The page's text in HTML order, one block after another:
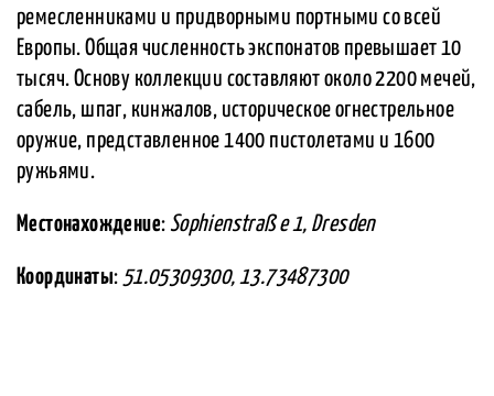
ремесленниками и придворными портными со всей
Европы. Общая численность экспонатов превышает 10
тысяч. Основу коллекции составляют около 2200 мечей,
сабель, шпаг, кинжалов, историческое огнестрельное
оружие, представленное 1400 пистолетами и 1600
ружьями.
Местонахождение: Sophienstraß e 1, Dresden
Координаты: 51.05309300, 13.73487300